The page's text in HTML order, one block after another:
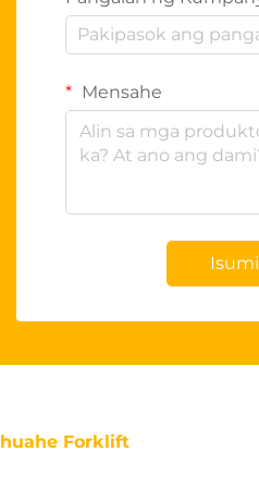
Mensahe
huahe Forklift